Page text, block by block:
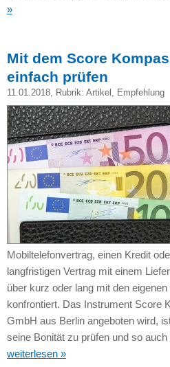
»
Mit dem Score
einfach prüfen
11.01.2018, Rubrik: Artikel , Empfehlung
Mobiltelefonvertrag, einen Kredit
langfristigen Vertrag mit einem
über kurz oder lang mit den
konfrontiert. Das Instrument Score
GmbH aus Berlin angeboten wird,
seine Bonität zu prüfen und so
weiterlesen »